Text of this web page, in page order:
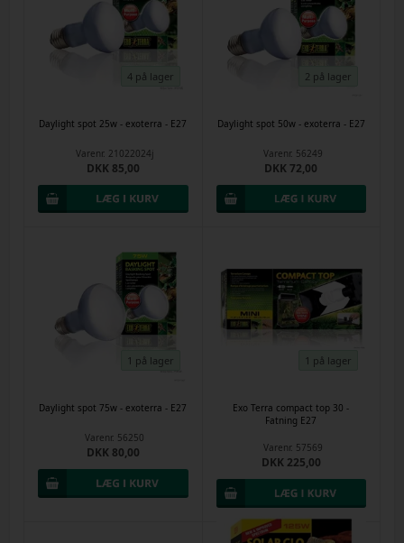
4 på lager
Daylight spot 25w - exoterra - E27
Varenr. 21022024j
DKK 85,00
2 på lager
Daylight spot 50w - exoterra - E27
Varenr. 56249
DKK 72,00
1 på lager
Daylight spot 75w - exoterra - E27
Varenr. 56250
DKK 80,00
1 på lager
Exo Terra compact top 30 -
Fatning E27
Varenr. 57569
DKK 225,00